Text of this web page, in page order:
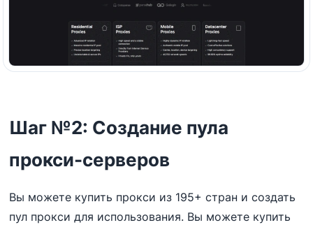
Шаг №2: Создание пула
прокси-серверов
Вы можете купить прокси из 195+ стран и создать
пул прокси для использования. Вы можете купить